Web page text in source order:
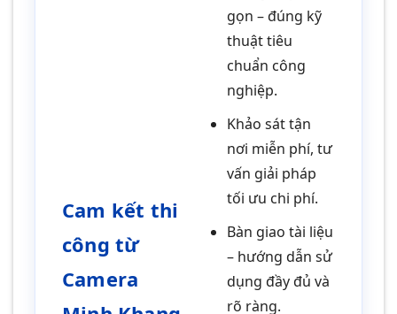
Cam kết thi
công từ
Camera
gọn – đúng kỹ
thuật tiêu
chuẩn công
nghiệp.
Khảo sát tận
nơi miễn phí, tư
vấn giải pháp
tối ưu chi phí.
Bàn giao tài liệu
– hướng dẫn sử
dụng đầy đủ và
rõ ràng.